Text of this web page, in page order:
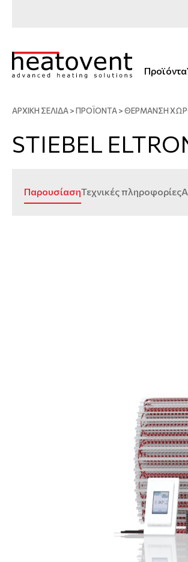
Προϊόντα
ΑΡΧΙΚΗ ΣΕΛΙΔΑ>ΠΡΟΪΟΝΤΑ>ΘΈΡΜΑΝΣΗ
STIEBEL
ΠαρουσίασηΤεχνικές πληροφορίες